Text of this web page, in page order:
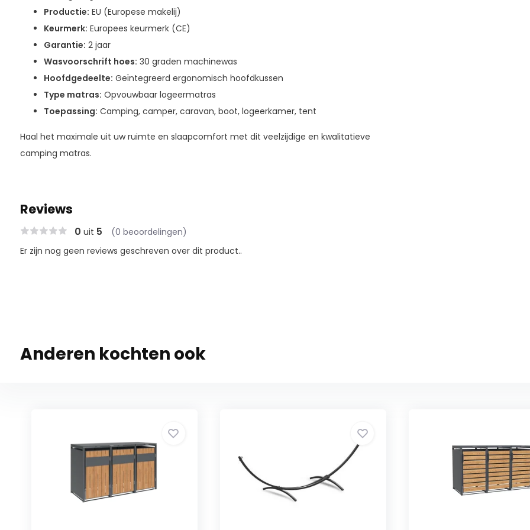
Productie: EU (Europese makelij)
Keurmerk: Europees keurmerk (CE)
Garantie: 2 jaar
Wasvoorschrift hoes: 30 graden machinewas
Hoofdgedeelte: Geïntegreerd ergonomisch hoofdkussen
Type matras: Opvouwbaar logeermatras
Toepassing: Camping, camper, caravan, boot, logeerkamer, tent
Haal het maximale uit uw ruimte en slaapcomfort met dit veelzijdige en kwalitatieve
camping matras.
Reviews
0 uit 5 (0 beoordelingen)
Er zijn nog geen reviews geschreven over dit product..
Anderen kochten ook